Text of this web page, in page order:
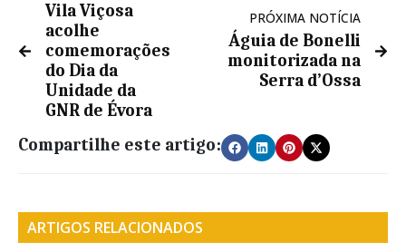
Vila Viçosa
acolhe
comemorações
do Dia da
Unidade da
GNR de Évora
PRÓXIMA NOTÍCIA
Águia de Bonelli
monitorizada na
Serra d’Ossa
Compartilhe este artigo:
ARTIGOS RELACIONADOS